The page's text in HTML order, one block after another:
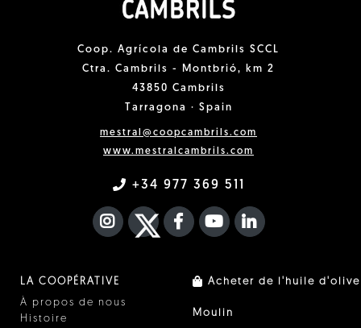
Coop. Agrícola de Cambrils SCCL
Ctra. Cambrils - Montbrió, km 2
43850 Cambrils
Tarragona · Spain
mestral@coopcambrils.com
www.mestralcambrils.com
+34 977 369 511
INSTAGRAM
TWITTER
FACEBOOK F
YOUTUBEFA LINKEDIN
LA COOPÉRATIVE
À propos de nous
Histoire
Acheter de l'huile d'olive
Moulin